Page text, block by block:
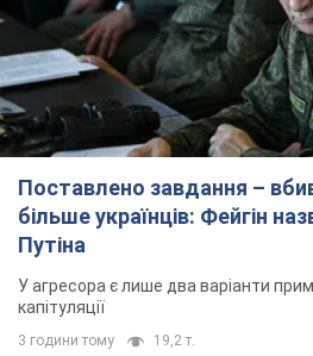
Поставлено завдання –
більше українців: Фейгін
Путіна
У агресора є лише два варіанти
капітуляції
3 години тому 19,2 т.